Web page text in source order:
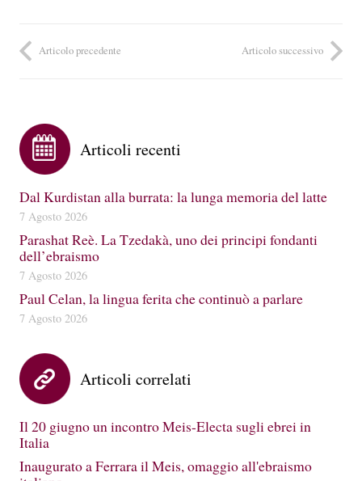
Articolo precedente Articolo successivo
Articoli recenti
Dal Kurdistan alla burrata: la lunga memoria del latte
7 Agosto 2026
Parashat Reè. La Tzedakà, uno dei principi fondanti
dell’ebraismo
7 Agosto 2026
Paul Celan, la lingua ferita che continuò a parlare
7 Agosto 2026
Articoli correlati
Il 20 giugno un incontro Meis-Electa sugli ebrei in
Italia
Inaugurato a Ferrara il Meis, omaggio all'ebraismo